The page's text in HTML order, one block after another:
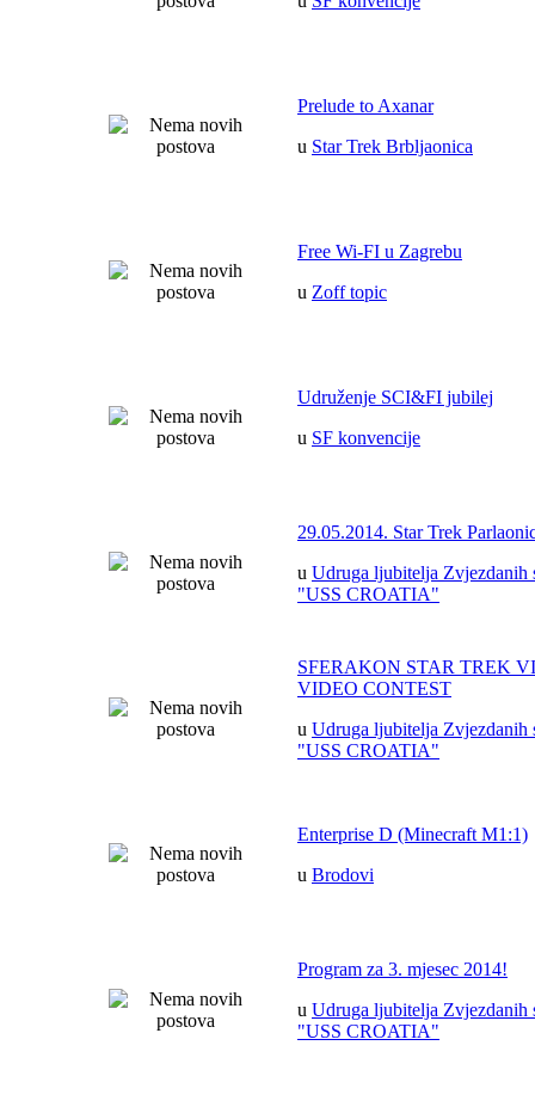
Prelude to Axanar
u Star Trek Brbljaonica
Free Wi-FI u Zagrebu
u Zoff topic
Udruženje SCI&FI jubilej
u SF konvencije
29.05.2014. Star Trek
u Udruga ljubitelja Zvjezdanih
"USS CROATIA"
SFERAKON STAR TREK
VIDEO CONTEST
u Udruga ljubitelja Zvjezdanih
"USS CROATIA"
Enterprise D (Minecraft M1:1)
u Brodovi
Program za 3. mjesec 2014!
u Udruga ljubitelja Zvjezdanih
"USS CROATIA"